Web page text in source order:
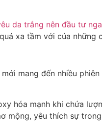
xa tầm với của những
mang đến nhiều
hóa mạnh khi chứa
mộng, yêu thích sự